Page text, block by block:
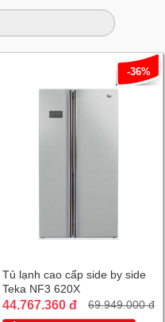
-36%
Tủ lạnh cao cấp side by side
Teka NF3 620X
44.767.360 đ 69.949.000 đ